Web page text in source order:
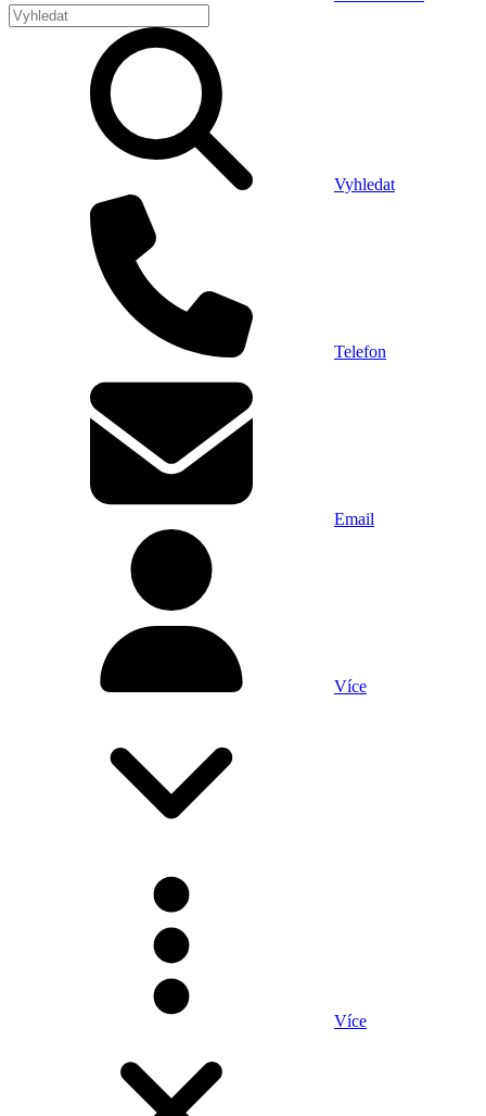
Vyhledat
Telefon
Email
Více
Více